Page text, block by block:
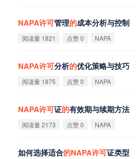
NAPA许可管理的成本分析与控制
阅读量 1821 点赞 0 NAPA
NAPA许可分析的优化策略与技巧
阅读量 1875 点赞 0 NAPA
NAPA许可证的有效期与续期方法
阅读量 2173 点赞 0 NAPA
如何选择适合的NAPA许可证类型